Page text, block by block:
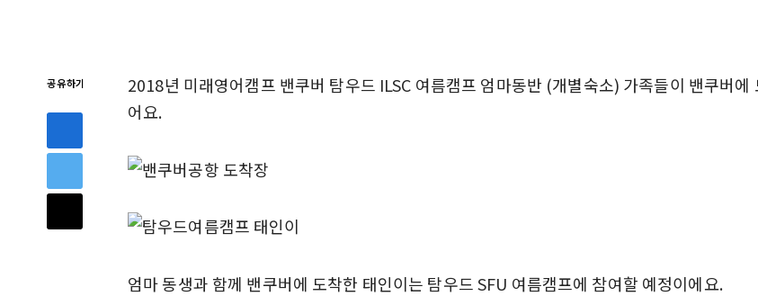
공유하기
2018년 미래영어캠프 밴쿠버 탐우드 ILSC 여름캠프 엄마동반 (개별숙소) 가족들이 밴쿠버
어요.
엄마 동생과 함께 밴쿠버에 도착한 태인이는 탐우드 SFU 여름캠프에 참여할 예정이에요.